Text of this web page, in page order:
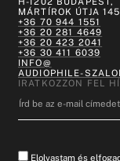
MÁRTÍROK ÚTJA 145
+36 70 944 1551
+36 20 281 4649
+36 20 423 2041
+36 30 411 6039
INFO@
AUDIOPHILE-
IRATKOZZON FEL
Elolvastam és